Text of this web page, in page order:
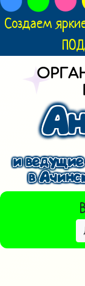
Создаем
и ведущие
в